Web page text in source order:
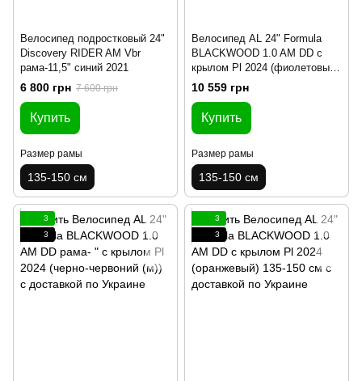
Велосипед подростковый 24"
Discovery RIDER AM Vbr
рама-11,5" синий 2021
6 800 грн 7 600 грн
Купить
Размер рамы
135-150 см
Велосипед AL 24" Formula
BLACKWOOD 1.0 AM DD с
крылом Pl 2024 (фиолетовый)
135-150 см
10 559 грн
Купить
Размер рамы
135-150 см
3
3
3
3